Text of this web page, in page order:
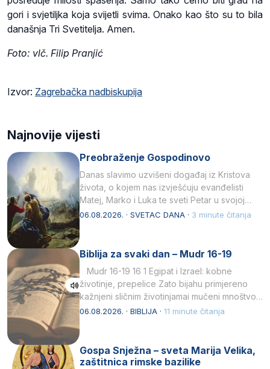
gori i svjetiljka koja svijetli svima. Onako kao što su to bila
današnja Tri Svetitelja. Amen.
Foto: vlč. Filip Pranjić
Izvor: Zagrebačka nadbiskupija
Najnovije vijesti
Preobraženje Gospodinovo
Danas slavimo uzvišeni događaj iz Kristova
života, o kojem nas izvješćuju evanđelisti
Matej, Marko i Luka te sveti Petar u svojoj
drugoj…
06.08.2026. · SVETAC DANA · 3 minute čitanja
Biblija za svaki dan – Mudr 16-19
Mudr 16-19 16 1 Egipat i Izrael: kobne
životinje, prepelice Zato bijahu primjereno
kažnjeni sličnim životinjamai mučeni mnoštvom
kukaca.2 A narod…
06.08.2026. · BIBLIJA · 11 minute čitanja
Gospa Snježna – sveta Marija Velika,
zaštitnica rimske bazilike